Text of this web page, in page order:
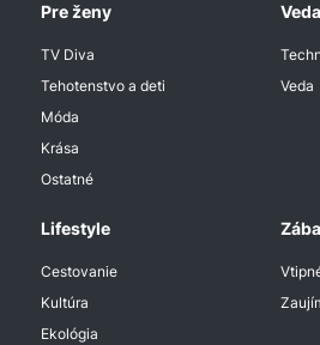
Pre ženy
TV Diva
Tehotenstvo a deti
Móda
Krása
Ostatné
Veda
Lifestyle
Cestovanie
Kultúra
Ekológia